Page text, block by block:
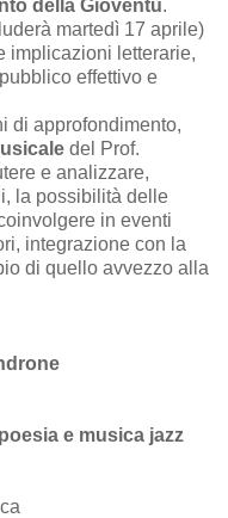
della Gioventù.
martedì 17 aprile)
implicazioni letterarie,
effettivo e
di approfondimento,
del Prof.
e analizzare,
la possibilità delle
in eventi
integrazione con la
di quello avvezzo alla
e musica jazz